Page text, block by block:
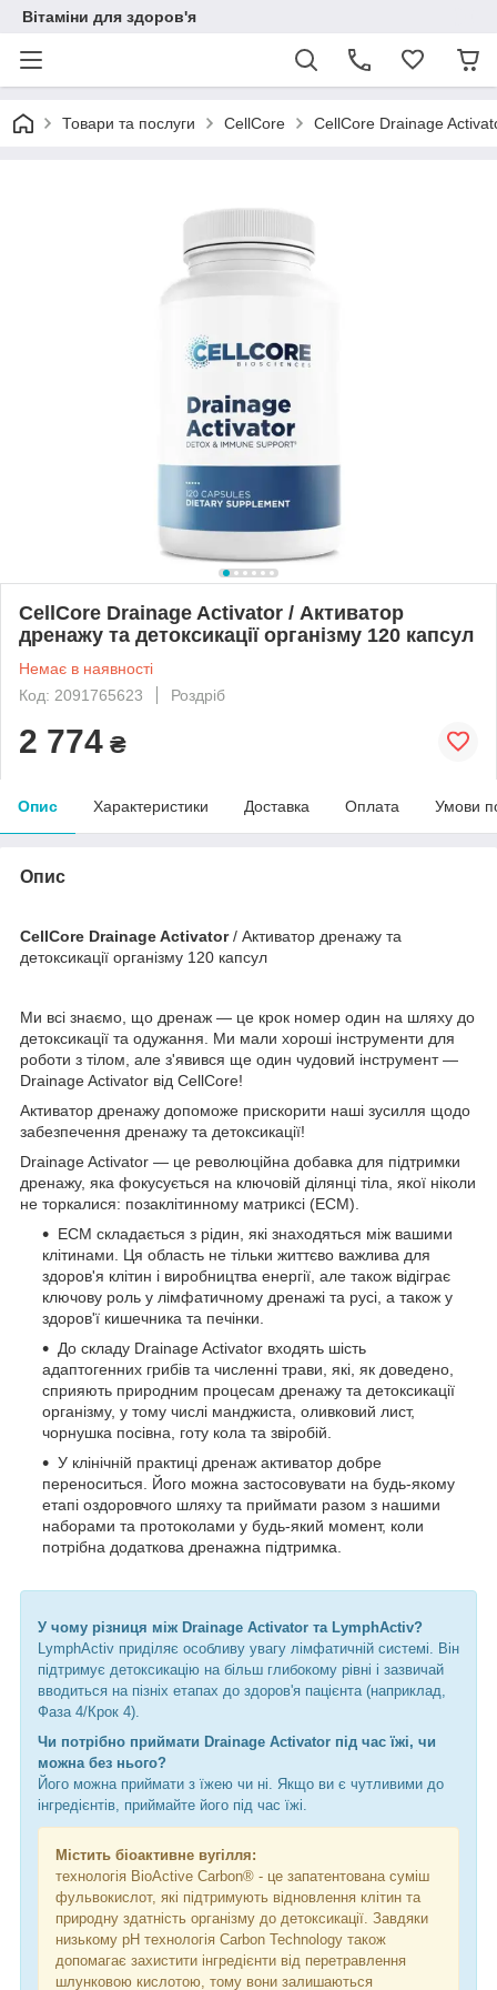
Вітаміни для здоров'я
Товари та послуги CellCore CellCore Drainage
CellCore Drainage Activator / Активатор
дренажу та детоксикації організму 120 капсул
Немає в наявності
Код: 2091765623
Роздріб
2 774 ₴
Опис Характеристики Доставка Оплата Умови
Опис
CellCore Drainage Activator/ Активатор дренажу та
детоксикації організму 120 капсул
Ми всі знаємо, що дренаж — це крок номер один на шляху до
детоксикації та одужання. Ми мали хороші інструменти для
роботи з тілом, але з'явився ще один чудовий інструмент —
Drainage Activator від CellCore!
Активатор дренажу допоможе прискорити наші зусилля щодо
забезпечення дренажу та детоксикації!
Drainage Activator — це революційна добавка для підтримки
дренажу, яка фокусується на ключовій ділянці тіла, якої ніколи
не торкалися: позаклітинному матриксі (ECM).
ЕСМ складається з рідин, які знаходяться між вашими
клітинами. Ця область не тільки життєво важлива для
здоров'я клітин і виробництва енергії, але також відіграє
ключову роль у лімфатичному дренажі та русі, а також у
здоров'ї кишечника та печінки.
До складу Drainage Activator входять шість
адаптогенних грибів та численні трави, які, як доведено,
сприяють природним процесам дренажу та детоксикації
організму, у тому числі манджиста, оливковий лист,
чорнушка посівна, готу кола та звіробій.
У клінічній практиці дренаж активатор добре
переноситься. Його можна застосовувати на будь-якому
етапі оздоровчого шляху та приймати разом з нашими
наборами та протоколами у будь-який момент, коли
потрібна додаткова дренажна підтримка.
У чому різниця між Drainage Activator та LymphActiv?
LymphActiv приділяє особливу увагу лімфатичній системі. Він
підтримує детоксикацію на більш глибокому рівні і зазвичай
вводиться на пізніх етапах до здоров'я пацієнта (наприклад,
Фаза 4/Крок 4).
Чи потрібно приймати Drainage Activator під час їжі, чи
можна без нього?
Його можна приймати з їжею чи ні. Якщо ви є чутливими до
інгредієнтів, приймайте його під час їжі.
Містить біоактивне вугілля:
технологія BioActive Carbon® - це запатентована суміш
фульвокислот, які підтримують відновлення клітин та
природну здатність організму до детоксикації. Завдяки
низькому pH технологія Carbon Technology також
допомагає захистити інгредієнти від перетравлення
шлунковою кислотою, тому вони залишаються